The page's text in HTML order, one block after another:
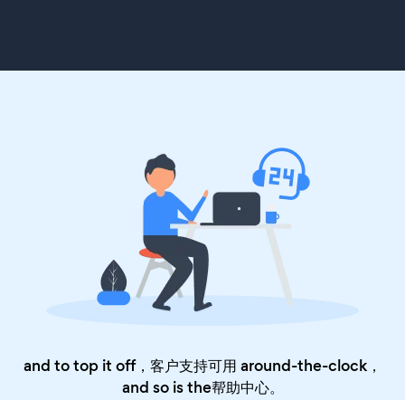
and to top it off，客户支持可用 around-the-clock，
and so is the帮助中心。